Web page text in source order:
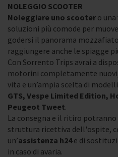
NOLEGGIO SCOOTER
Noleggiare uno scooter o
soluzioni più comode per
godersi il panorama
raggiungere anche le spiagge
Con Sorrento Trips avrai a
motorini completamente
vita e un’ampia scelta di
GTS, Vespe Limited Edition,
Peugeot Tweet.
La consegna e il ritiro
struttura ricettiva dell'ospite,
un’assistenza h24e di
in caso di avaria.